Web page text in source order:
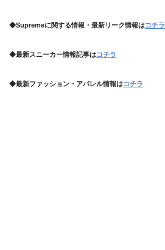
◆Supremeに関する情報・最新リーク情報はコチラ
◆最新スニーカー情報記事はコチラ
◆最新ファッション・アパレル情報はコチラ